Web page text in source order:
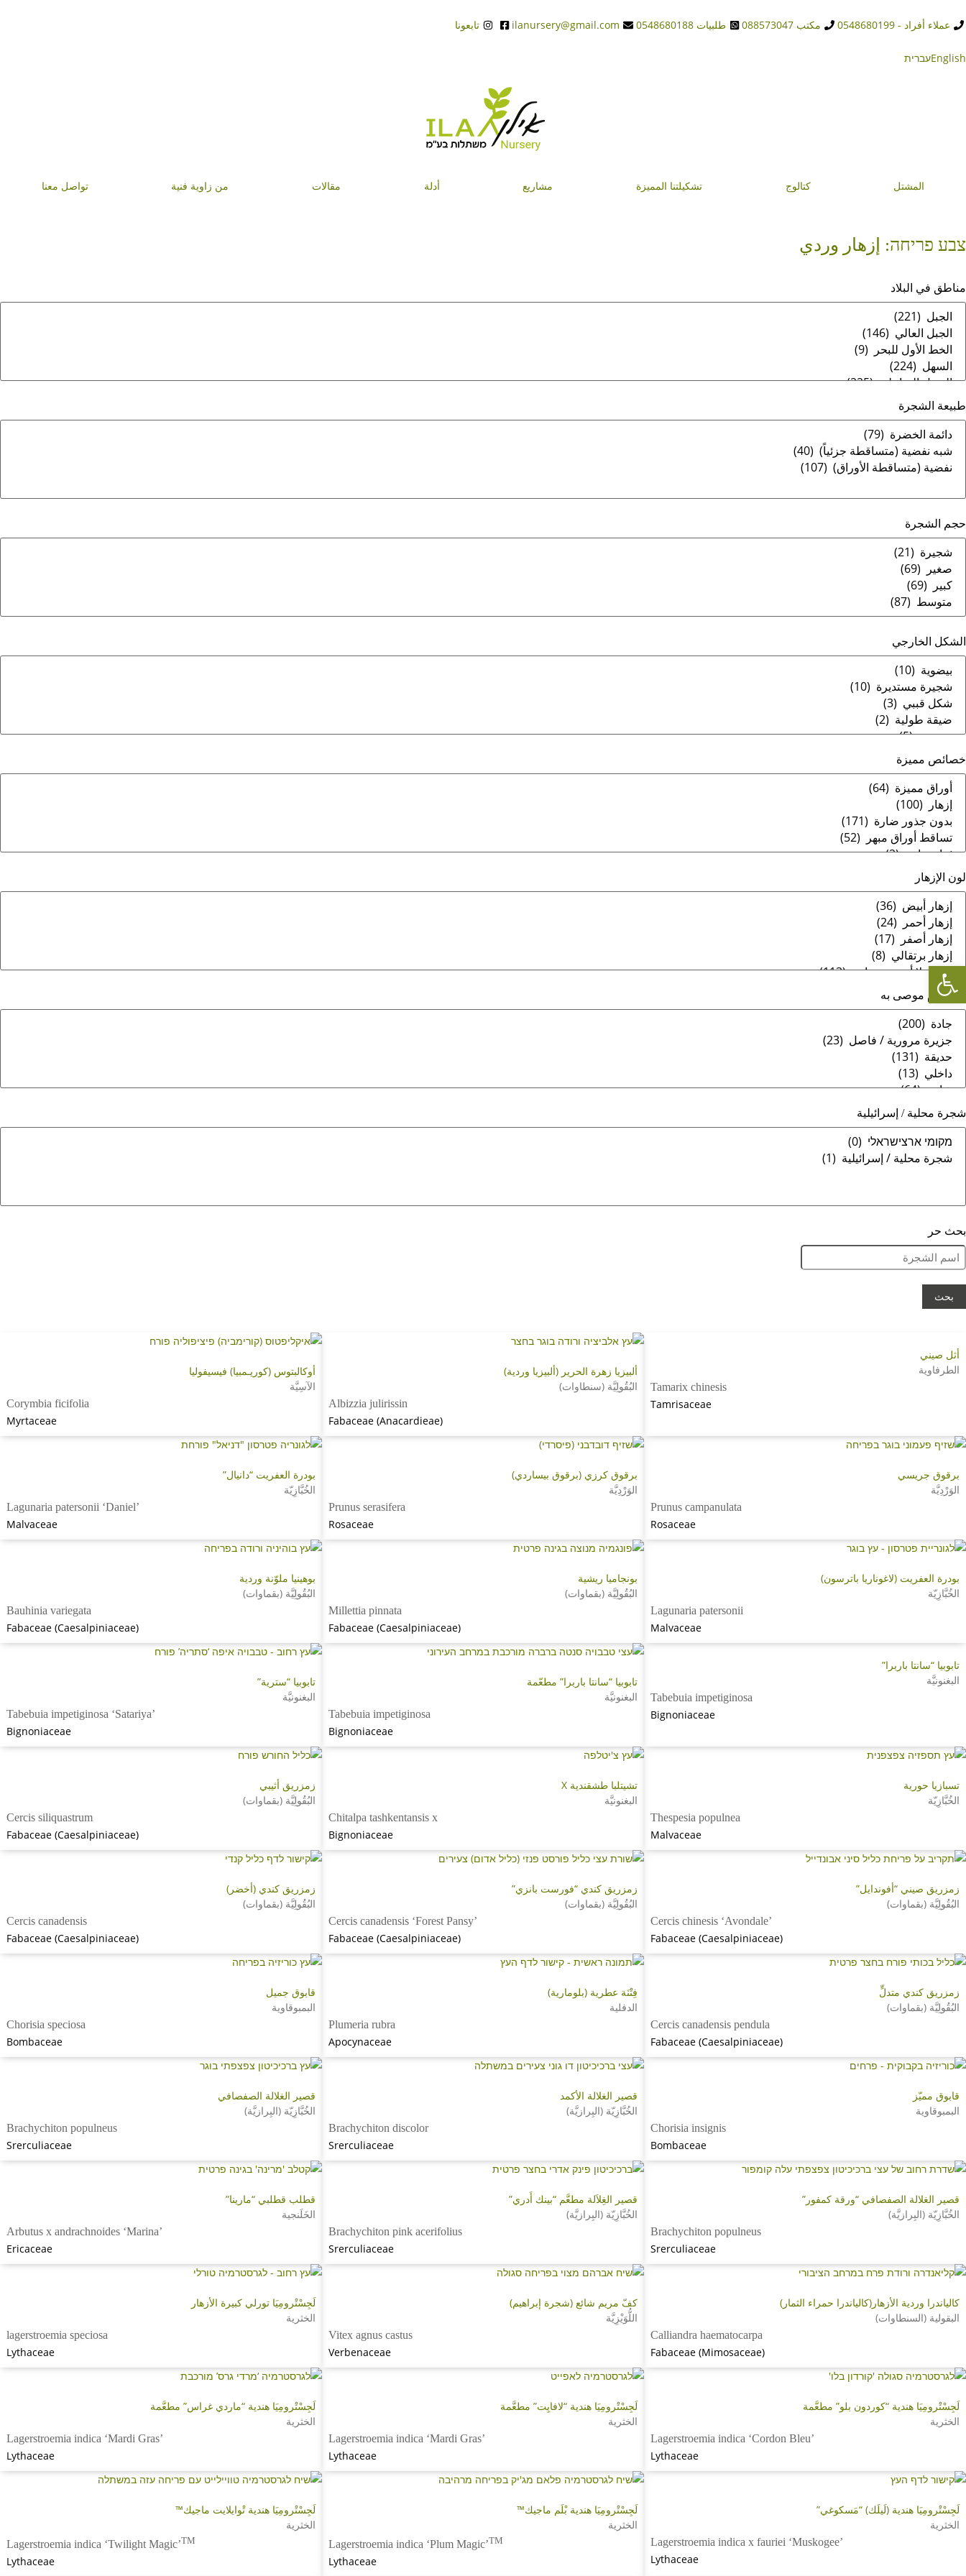
عملاء أفراد - 0548680199 مكتب 088573047 طلبيات 0548680188 ilanursery@gmail.com تابعونا
Englishעברית
المشتل كتالوج تشكيلتنا المميزة مشاريع أدلة مقالات من زاوية فنية تواصل معنا
צבע פריחה: إزهار وردي
مناطق في البلاد
طبيعة الشجرة
حجم الشجرة
الشكل الخارجي
خصائص مميزة
لون الإزهار
استخدام موصى به
شجرة محلية / إسرائيلية
بحث حر
أثل صيني
الطرفاوية
Tamarix chinesis
Tamrisaceae
ألبيزيا زهرة الحرير (ألبيزيا وردية)
البُقُولِيَّة (سنطاوات)
Albizzia julirissin
Fabaceae (Anacardieae)
أوكالبتوس (كوريـمبيا) فيسيفوليا
الآسِيَّة
Corymbia ficifolia
Myrtaceae
برقوق جريسي
الوَرْدِيَّة
Prunus campanulata
Rosaceae
برقوق كرزي (برقوق بيساردي)
الوَرْدِيَّة
Prunus serasifera
Rosaceae
بودرة العفريت “دانيال”
الخُبَّازِيّة
Lagunaria patersonii ‘Daniel’
Malvaceae
بودرة العفريت (لاغوناريا باترسون)
الخُبَّازِيّة
Lagunaria patersonii
Malvaceae
بونجاميا ريشية
البُقُولِيَّة (بقماوات)
Millettia pinnata
Fabaceae (Caesalpiniaceae)
بوهينيا ملوّنة وردية
البُقُولِيَّة (بقماوات)
Bauhinia variegata
Fabaceae (Caesalpiniaceae)
تابوبيا “سانتا باربرا”
البغنونيَّة
Tabebuia impetiginosa
Bignoniaceae
تابوبيا “سانتا باربرا” مطعّمة
البغنونيَّة
Tabebuia impetiginosa
Bignoniaceae
تابوبيا “سترية”
البغنونيَّة
Tabebuia impetiginosa ‘Satariya’
Bignoniaceae
تسبازيا حورية
الخُبَّازِيّة
Thespesia populnea
Malvaceae
تشيتلبا طشقندية X
البغنونيَّة
Chitalpa tashkentansis x
Bignoniaceae
زمزريق أثيبي
البُقُولِيَّة (بقماوات)
Cercis siliquastrum
Fabaceae (Caesalpiniaceae)
زمزريق صيني “أفوندايل”
البُقُولِيَّة (بقماوات)
Cercis chinesis ‘Avondale’
Fabaceae (Caesalpiniaceae)
زمزريق كندي “فورست بانزي”
البُقُولِيَّة (بقماوات)
Cercis canadensis ‘Forest Pansy’
Fabaceae (Caesalpiniaceae)
زمزريق كندي (أخضر)
البُقُولِيَّة (بقماوات)
Cercis canadensis
Fabaceae (Caesalpiniaceae)
زمزريق كندي متدلٍّ
البُقُولِيَّة (بقماوات)
Cercis canadensis pendula
Fabaceae (Caesalpiniaceae)
فِتْنَة عطرية (بلومارية)
الدفلية
Plumeria rubra
Apocynaceae
قابوق جميل
البمبوقاوية
Chorisia speciosa
Bombaceae
قابوق مميّز
البمبوقاوية
Chorisia insignis
Bombaceae
قصير الغلالة الأكمد
الخُبَّازِيّة (البِرازيَّة)
Brachychiton discolor
Srerculiaceae
قصير الغلالة الصفصافي
الخُبَّازِيّة (البِرازيَّة)
Brachychiton populneus
Srerculiaceae
قصير الغلالة الصفصافي “ورقة كمفور”
الخُبَّازِيّة (البِرازيَّة)
Brachychiton populneus
Srerculiaceae
قصير الغِلاَلة مطعَّم “بينك أَدري”
الخُبَّازِيّة (البِرازيَّة)
Brachychiton pink acerifolius
Srerculiaceae
قطلب قطلبي “مارينا”
الخَلَنجية
Arbutus x andrachnoides ‘Marina’
Ericaceae
كالياندرا وردية الأزهار(كالياندرا حمراء الثمار)
البقولية (السنطاوات)
Calliandra haematocarpa
Fabaceae (Mimosaceae)
كفّ مريم شائع (شجرة إبراهيم)
اللُّوَيْزِيَّة
Vitex agnus castus
Verbenaceae
لَجِسْتْرومِيَا تورلي كبيرة الأزهار
الخثرية
lagerstroemia speciosa
Lythaceae
لَجِسْتْرومِيَا هندية “كوردون بلو” مطعَّمة
الخثرية
Lagerstroemia indica ‘Cordon Bleu’
Lythaceae
لَجِسْتْرومِيَا هندية “لافايِت” مطعَّمة
الخثرية
Lagerstroemia indica ‘Mardi Gras’
Lythaceae
لَجِسْتْرومِيَا هندية “ماردي غراس” مطعَّمة
الخثرية
Lagerstroemia indica ‘Mardi Gras’
Lythaceae
لَجِسْتْرومِيَا هندية (لَيلَك) “مَسكوغي”
الخثرية
Lagerstroemia indica x fauriei ‘Muskogee’
Lythaceae
لَجِسْتْرومِيَا هندية بْلَم ماجيك™
الخثرية
Lagerstroemia indica ‘Plum Magic’TM
Lythaceae
لَجِسْتْرومِيَا هندية تْوايلايت ماجيك™
الخثرية
Lagerstroemia indica ‘Twilight Magic’TM
Lythaceae
Open toolbar